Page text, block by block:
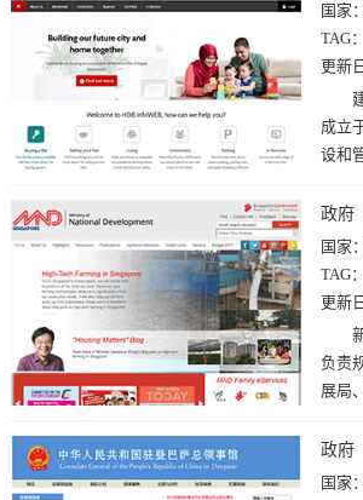
国家：
TAG：
更新
成立
设和
政府
国家：
TAG：
更新
负责
展局
政府
国家：